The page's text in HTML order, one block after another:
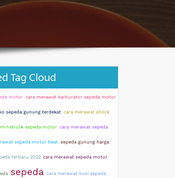
Tag Cloud
motor cara merawat karburator sepeda motor
sepeda gunung terdekat cara merawat shock
hidrolik sepeda motor cara merawat sepeda
sepeda motor beat sepeda gunung harga
terbaru 2022 cara merawat sepeda motor
sepeda cara merawat busi sepeda